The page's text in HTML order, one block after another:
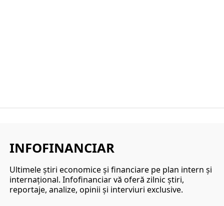
INFOFINANCIAR
Ultimele ştiri economice şi financiare pe plan intern şi
internaţional. Infofinanciar vă oferă zilnic ştiri,
reportaje, analize, opinii şi interviuri exclusive.